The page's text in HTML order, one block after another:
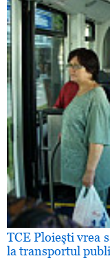
TCE Ploieşti vrea
la transportul